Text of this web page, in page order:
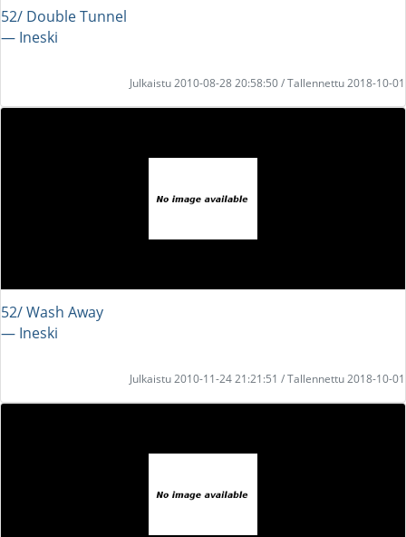
52/ Double Tunnel
― Ineski
Julkaistu 2010-08-28 20:58:50 / Tallennettu 2018-10-01
52/ Wash Away
― Ineski
Julkaistu 2010-11-24 21:21:51 / Tallennettu 2018-10-01